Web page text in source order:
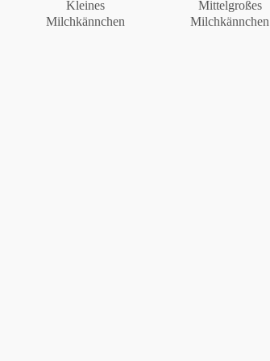
Kleines
Milchkännchen
Mittelgroßes
Milchkännchen